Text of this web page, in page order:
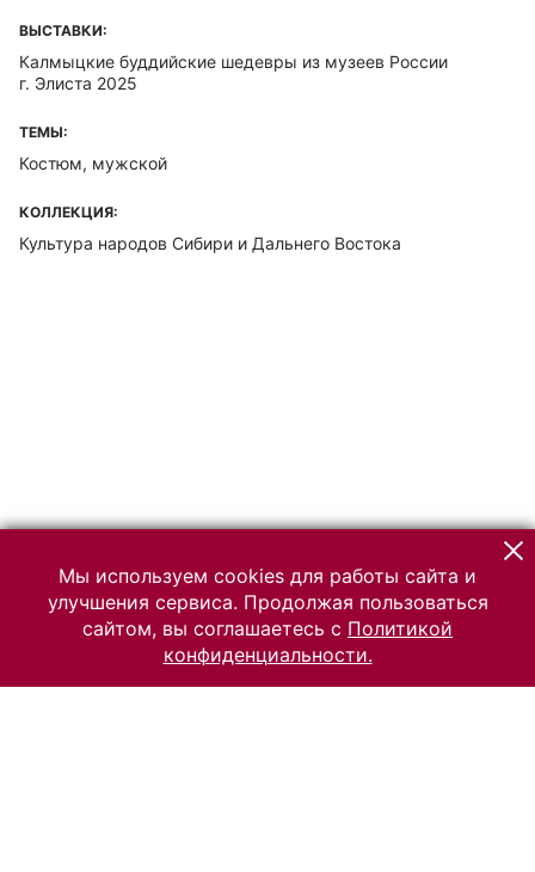
ВЫСТАВКИ:
Калмыцкие буддийские шедевры из музеев России
г. Элиста 2025
ТЕМЫ:
Костюм, мужской
КОЛЛЕКЦИЯ:
Культура народов Сибири и Дальнего Востока
Мы используем cookies для работы сайта и
улучшения сервиса. Продолжая пользоваться
сайтом, вы соглашаетесь с Политикой
конфиденциальности.